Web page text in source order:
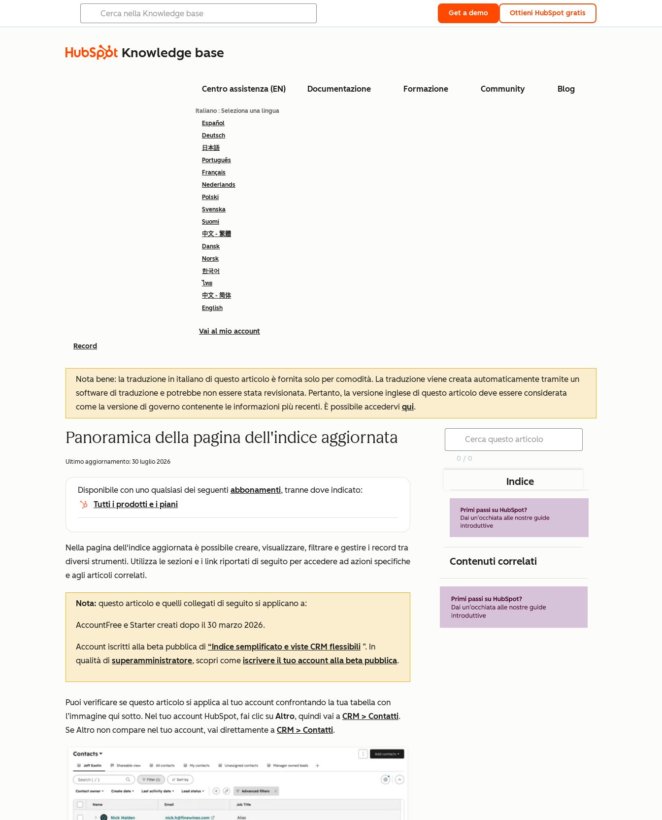
Get a demo Ottieni HubSpot gratis
Knowledge base
Centro assistenza (EN) Documentazione Formazione Community Blog
Italiano : Seleziona una lingua
Español
Deutsch
日本語
Português
Français
Nederlands
Polski
Svenska
Suomi
中文 - 繁體
Dansk
Norsk
한국어
ไทย
中文 - 简体
English
Vai al mio account
Record
Nota bene: la traduzione in italiano di questo articolo è fornita solo per comodità. La traduzione viene creata automaticamente tramite un
software di traduzione e potrebbe non essere stata revisionata. Pertanto, la versione inglese di questo articolo deve essere considerata
come la versione di governo contenente le informazioni più recenti. È possibile accedervi qui.
Panoramica della pagina dell'indice aggiornata
Ultimo aggiornamento: 30 luglio 2026
Disponibile con uno qualsiasi dei seguenti abbonamenti, tranne dove indicato:
Tutti i prodotti e i piani
Nella pagina dell'indice aggiornata è possibile creare, visualizzare, filtrare e gestire i record tra
diversi strumenti. Utilizza le sezioni e i link riportati di seguito per accedere ad azioni specifiche
e agli articoli correlati.
Nota: questo articolo e quelli collegati di seguito si applicano a:
AccountFree e Starter creati dopo il 30 marzo 2026.
Account iscritti alla beta pubblica di “Indice semplificato e viste CRM flessibili ”. In
qualità di superamministratore, scopri come iscrivere il tuo account alla beta pubblica.
Puoi verificare se questo articolo si applica al tuo account confrontando la tua tabella con
l’immagine qui sotto. Nel tuo account HubSpot, fai clic su Altro, quindi vai a CRM > Contatti.
Se Altro non compare nel tuo account, vai direttamente a CRM > Contatti.
0 / 0
Indice
Contenuti correlati